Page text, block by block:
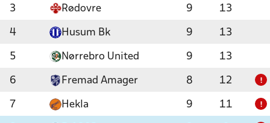
3 Rødovre 9 13
4 Husum Bk 9 13
5 Nørrebro United 9 13
6 Fremad Amager 8 12 !
7 Hekla 9 11 !